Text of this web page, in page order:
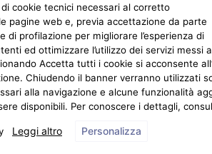
cookie tecnici necessari al corretto
pagine web e, previa accettazione da parte
di profilazione per migliorare l’esperienza di
ed ottimizzare l’utilizzo dei servizi messi a
Accetta tutti i cookie si acconsente
Chiudendo il banner verranno utilizzati
alla navigazione e alcune funzionalità
disponibili. Per conoscere i dettagli,
Leggi altro Personalizza